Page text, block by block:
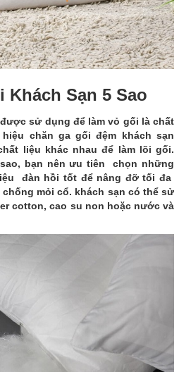
Khách Sạn 5 Sao
sử dụng để làm vỏ gối là chất
chăn ga gối đệm khách sạn
liệu khác nhau để làm lõi gối.
bạn nên ưu tiên chọn những
đàn hồi tốt để nâng đỡ tối đa
mỏi cổ. khách sạn có thể sử
cotton, cao su non hoặc nước và